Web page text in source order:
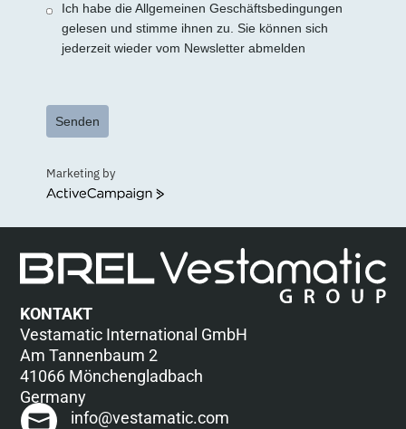
Ich habe die Allgemeinen Geschäftsbedingungen
gelesen und stimme ihnen zu. Sie können sich
jederzeit wieder vom Newsletter abmelden
Senden
Marketing by
ActiveCampaign
KONTAKT
Vestamatic International GmbH
Am Tannenbaum 2
41066 Mönchengladbach
Germany
info@vestamatic.com